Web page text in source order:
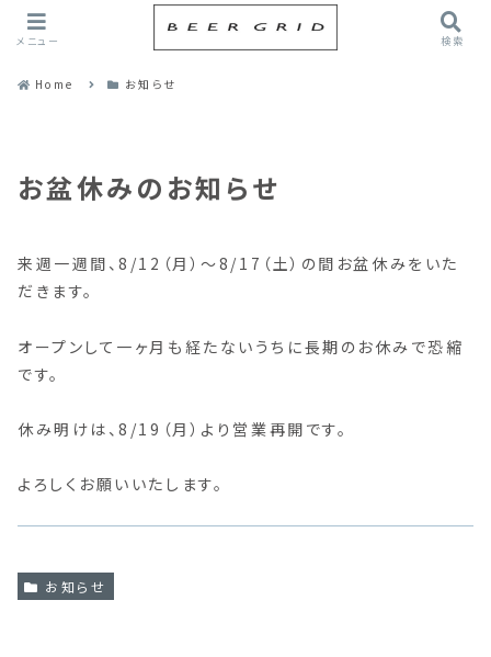
Home お知らせ
お盆休みのお知らせ
来週一週間、8/12（月）〜8/17（土）の間お盆休みをいた
だきます。
オープンして一ヶ月も経たないうちに長期のお休みで恐縮
です。
休み明けは、8/19（月）より営業再開です。
よろしくお願いいたします。
お知らせ
メニュー 検索